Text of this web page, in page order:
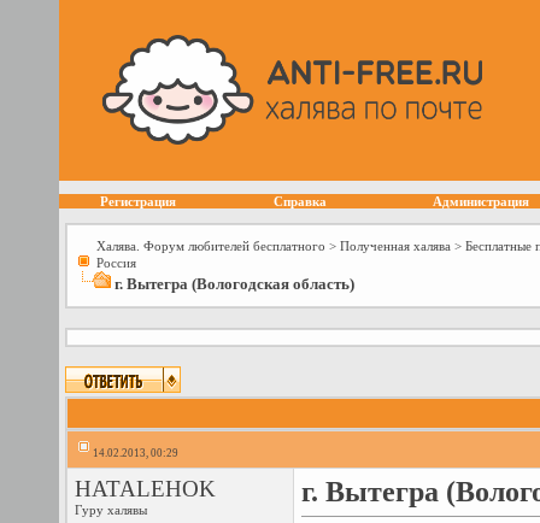
Регистрация Справка Администрация
Халява. Форум любителей бесплатного > Полученная халява > Бесплатные
Россия
г. Вытегра (Вологодская область)
14.02.2013, 00:29
HATALEHOK
Гуру халявы
г. Вытегра